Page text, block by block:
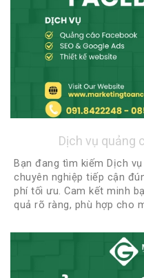
Dịch vụ quảng
Bạn đang tìm kiếm Dịch
chuyên nghiệp tiếp cận
phí tối ưu. Cam kết minh
quả rõ ràng, phù hợp cho
nhận chiến lược quảng